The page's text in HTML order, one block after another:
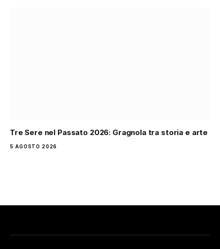
Tre Sere nel Passato 2026: Gragnola tra storia e arte
5 AGOSTO 2026